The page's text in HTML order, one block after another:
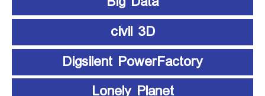
civil 3D
Digsilent PowerFactory
Lonely Planet